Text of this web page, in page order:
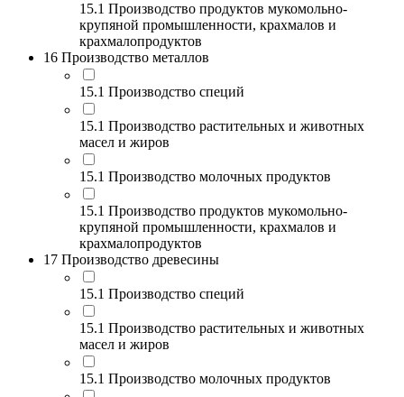
15.1 Производство продуктов мукомольно-
крупяной промышленности, крахмалов и
крахмалопродуктов
16 Производство металлов
15.1 Производство специй
15.1 Производство растительных и животных
масел и жиров
15.1 Производство молочных продуктов
15.1 Производство продуктов мукомольно-
крупяной промышленности, крахмалов и
крахмалопродуктов
17 Производство древесины
15.1 Производство специй
15.1 Производство растительных и животных
масел и жиров
15.1 Производство молочных продуктов